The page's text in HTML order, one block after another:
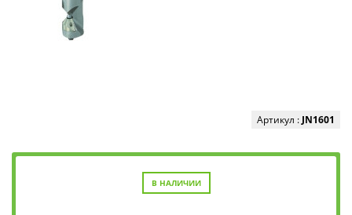
Артикул : JN1601
В НАЛИЧИИ